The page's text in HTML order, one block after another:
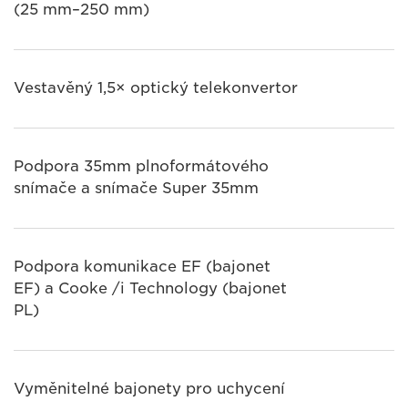
(25 mm–250 mm)
Vestavěný 1,5× optický telekonvertor
Podpora 35mm plnoformátového
snímače a snímače Super 35mm
Podpora komunikace EF (bajonet
EF) a Cooke /i Technology (bajonet
PL)
Vyměnitelné bajonety pro uchycení